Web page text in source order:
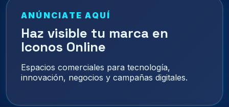
ANÚNCIATE AQUÍ
Haz visible tu marca en
Iconos Online
Espacios comerciales para tecnología,
innovación, negocios y campañas digitales.